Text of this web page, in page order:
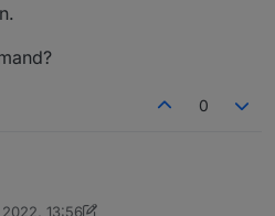
0
2022, 13:56